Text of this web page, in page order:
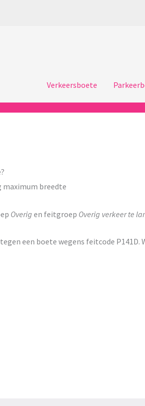
Verkeersboete
breedte
Overig en feitgroep Overig verkeer te
een boete wegens feitcode P141D.